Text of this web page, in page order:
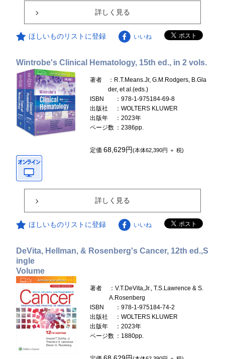
詳しく見る
ほしいものリストに登録 いいね
Wintrobe's Clinical Hematology, 15th ed., in 2 vols.
著者
：R.T.Means.Jr, G.M.Rodgers, B.Gla
der, et al.(eds.)
ISBN
：978-1-975184-69-8
出版社
：WOLTERS KLUWER
出版年
：2023年
ページ数 ：2386pp.
定価68,629円(本体62,390円 ＋ 税)
詳しく見る
ほしいものリストに登録 いいね
DeVita, Hellman, & Rosenberg's Cancer, 12th ed.,S
ingle
Volume
著者
：V.T.DeVita,Jr., T.S.Lawrence & S.
A.Rosenberg
ISBN
：978-1-975184-74-2
出版社
：WOLTERS KLUWER
出版年
：2023年
ページ数 ：1880pp.